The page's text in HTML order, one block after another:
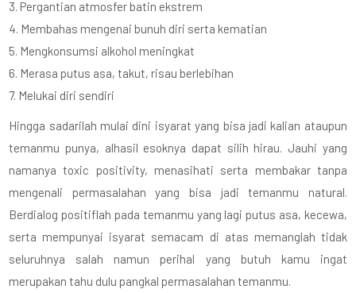
3. Pergantian atmosfer batin ekstrem
4. Membahas mengenai bunuh diri serta kematian
5. Mengkonsumsi alkohol meningkat
6. Merasa putus asa, takut, risau berlebihan
7. Melukai diri sendiri
Hingga sadarilah mulai dini isyarat yang bisa jadi kalian ataupun
temanmu punya, alhasil esoknya dapat silih hirau. Jauhi yang
namanya toxic positivity, menasihati serta membakar tanpa
mengenali permasalahan yang bisa jadi temanmu natural.
Berdialog positiflah pada temanmu yang lagi putus asa, kecewa,
serta mempunyai isyarat semacam di atas memanglah tidak
seluruhnya salah namun perihal yang butuh kamu ingat
merupakan tahu dulu pangkal permasalahan temanmu.